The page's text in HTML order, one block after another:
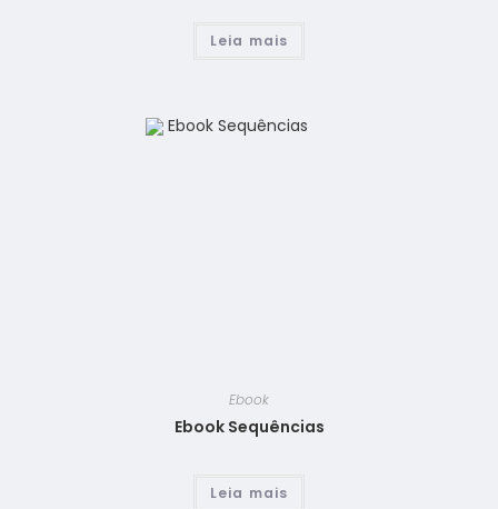
Leia mais
Ebook
Ebook Sequências
Leia mais